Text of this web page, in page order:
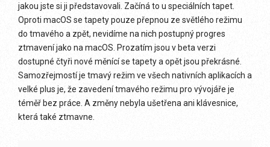
jakou jste si ji představovali. Začíná to u speciálních tapet.
Oproti macOS se tapety pouze přepnou ze světlého režimu
do tmavého a zpět, nevidíme na nich postupný progres
ztmavení jako na macOS. Prozatím jsou v beta verzi
dostupné čtyři nové měnící se tapety a opět jsou překrásné.
Samozřejmostí je tmavý režim ve všech nativních aplikacích a
velké plus je, že zavedení tmavého režimu pro vývojáře je
téměř bez práce. A změny nebyla ušetřena ani klávesnice,
která také ztmavne.